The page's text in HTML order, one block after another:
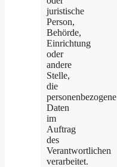
juristische
Person,
Behörde,
Einrichtung
oder
andere
Stelle,
die
personenbezogene
Daten
im
Auftrag
des
Verantwortlichen
verarbeitet.